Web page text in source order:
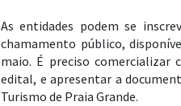
As entidades podem se
chamamento público,
maio. É preciso comercializar
edital, e apresentar a
Turismo de Praia Grande.